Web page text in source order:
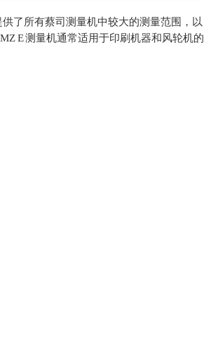
了所有蔡司测量机中较大的测量范围，以
E 测量机通常适用于印刷机器和风轮机的